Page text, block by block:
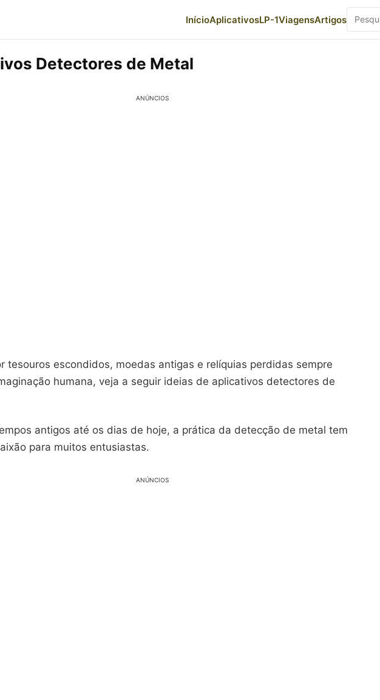
InícioAplicativosLP-1ViagensArtigos
Detectores de Metal
ANÚNCIOS
tesouros escondidos, moedas antigas e relíquias perdidas sempre
humana, veja a seguir ideias de aplicativos detectores de
antigos até os dias de hoje, a prática da detecção de metal tem
para muitos entusiastas.
ANÚNCIOS